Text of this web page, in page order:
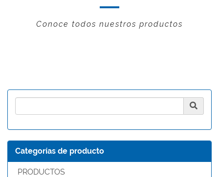
Conoce todos nuestros productos
Product Search
Categorías de producto
PRODUCTOS